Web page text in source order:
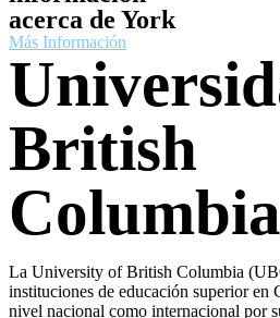
acerca de York
Más Información
British
Columbia
La University of British Columbia
instituciones de educación superior en
nivel nacional como internacional por